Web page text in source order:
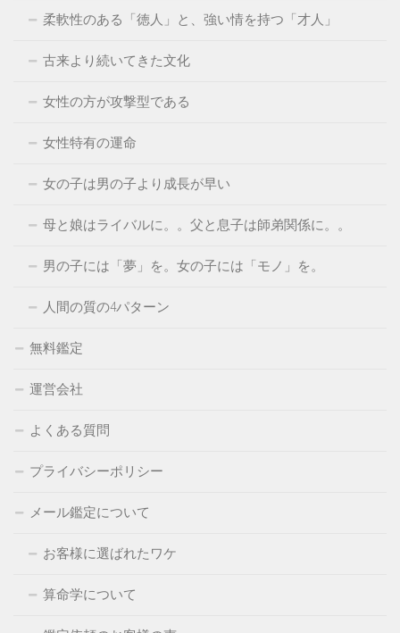
柔軟性のある「徳人」と、強い情を持つ「才人」
古来より続いてきた文化
女性の方が攻撃型である
女性特有の運命
女の子は男の子より成長が早い
母と娘はライバルに。。父と息子は師弟関係に。。
男の子には「夢」を。女の子には「モノ」を。
人間の質の4パターン
無料鑑定
運営会社
よくある質問
プライバシーポリシー
メール鑑定について
お客様に選ばれたワケ
算命学について